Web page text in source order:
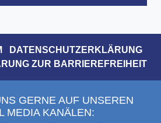
DATENSCHUTZERKLÄRUNG
ZUR BARRIEREFREIHEIT
GERNE AUF UNSEREN
MEDIA KANÄLEN: